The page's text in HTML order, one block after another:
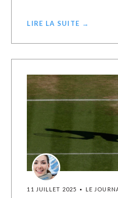
LIRE LA SUITE →
11 JUILLET 2025 LE